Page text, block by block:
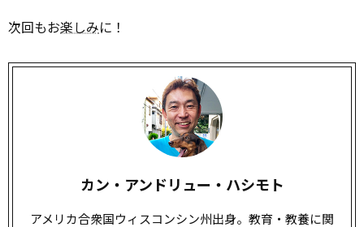
次回もお楽しみに！
カン・アンドリュー・ハシモト
アメリカ合衆国ウィスコンシン州出身。教育・教養に関